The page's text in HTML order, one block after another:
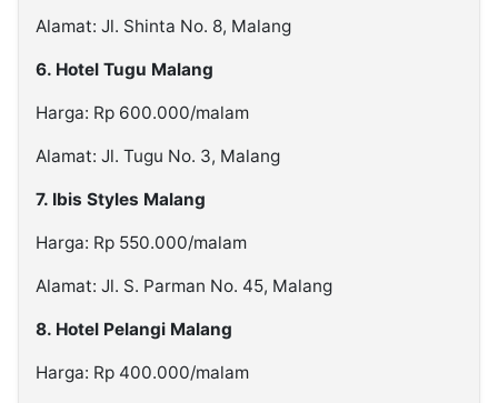
Alamat: Jl. Shinta No. 8, Malang
6. Hotel Tugu Malang
Harga: Rp 600.000/malam
Alamat: Jl. Tugu No. 3, Malang
7. Ibis Styles Malang
Harga: Rp 550.000/malam
Alamat: Jl. S. Parman No. 45, Malang
8. Hotel Pelangi Malang
Harga: Rp 400.000/malam